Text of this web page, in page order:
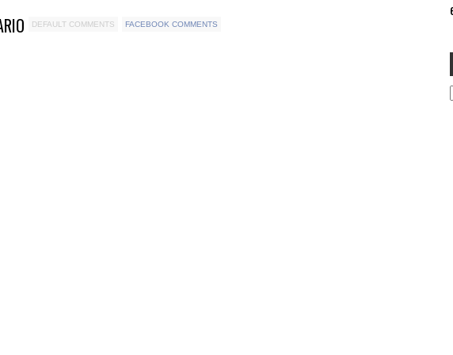
DEFAULT COMMENTS FACEBOOK COMMENTS